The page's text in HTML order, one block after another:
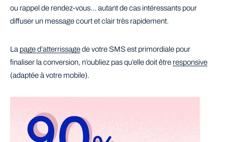
ou rappel de rendez-vous… autant de cas intéressants pour
diffuser un message court et clair très rapidement.
La page d’atterrissagede votre SMS est primordiale pour
finaliser la conversion, n’oubliez pas qu’elle doit être responsive
(adaptée à votre mobile).